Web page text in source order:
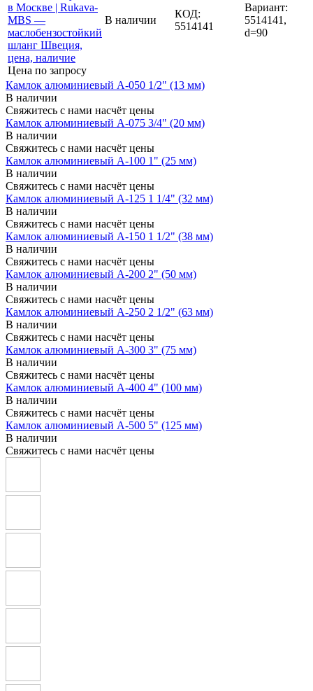
Цена по запросу
В наличии
КОД:
5514141
Вариант:
5514141,
d=90
Камлок алюминиевый A-050 1/2" (13 мм)
В наличии
Свяжитесь с нами насчёт цены
Камлок алюминиевый A-075 3/4" (20 мм)
В наличии
Свяжитесь с нами насчёт цены
Камлок алюминиевый A-100 1" (25 мм)
В наличии
Свяжитесь с нами насчёт цены
Камлок алюминиевый A-125 1 1/4" (32 мм)
В наличии
Свяжитесь с нами насчёт цены
Камлок алюминиевый A-150 1 1/2" (38 мм)
В наличии
Свяжитесь с нами насчёт цены
Камлок алюминиевый A-200 2" (50 мм)
В наличии
Свяжитесь с нами насчёт цены
Камлок алюминиевый A-250 2 1/2" (63 мм)
В наличии
Свяжитесь с нами насчёт цены
Камлок алюминиевый A-300 3" (75 мм)
В наличии
Свяжитесь с нами насчёт цены
Камлок алюминиевый A-400 4" (100 мм)
В наличии
Свяжитесь с нами насчёт цены
Камлок алюминиевый A-500 5" (125 мм)
В наличии
Свяжитесь с нами насчёт цены